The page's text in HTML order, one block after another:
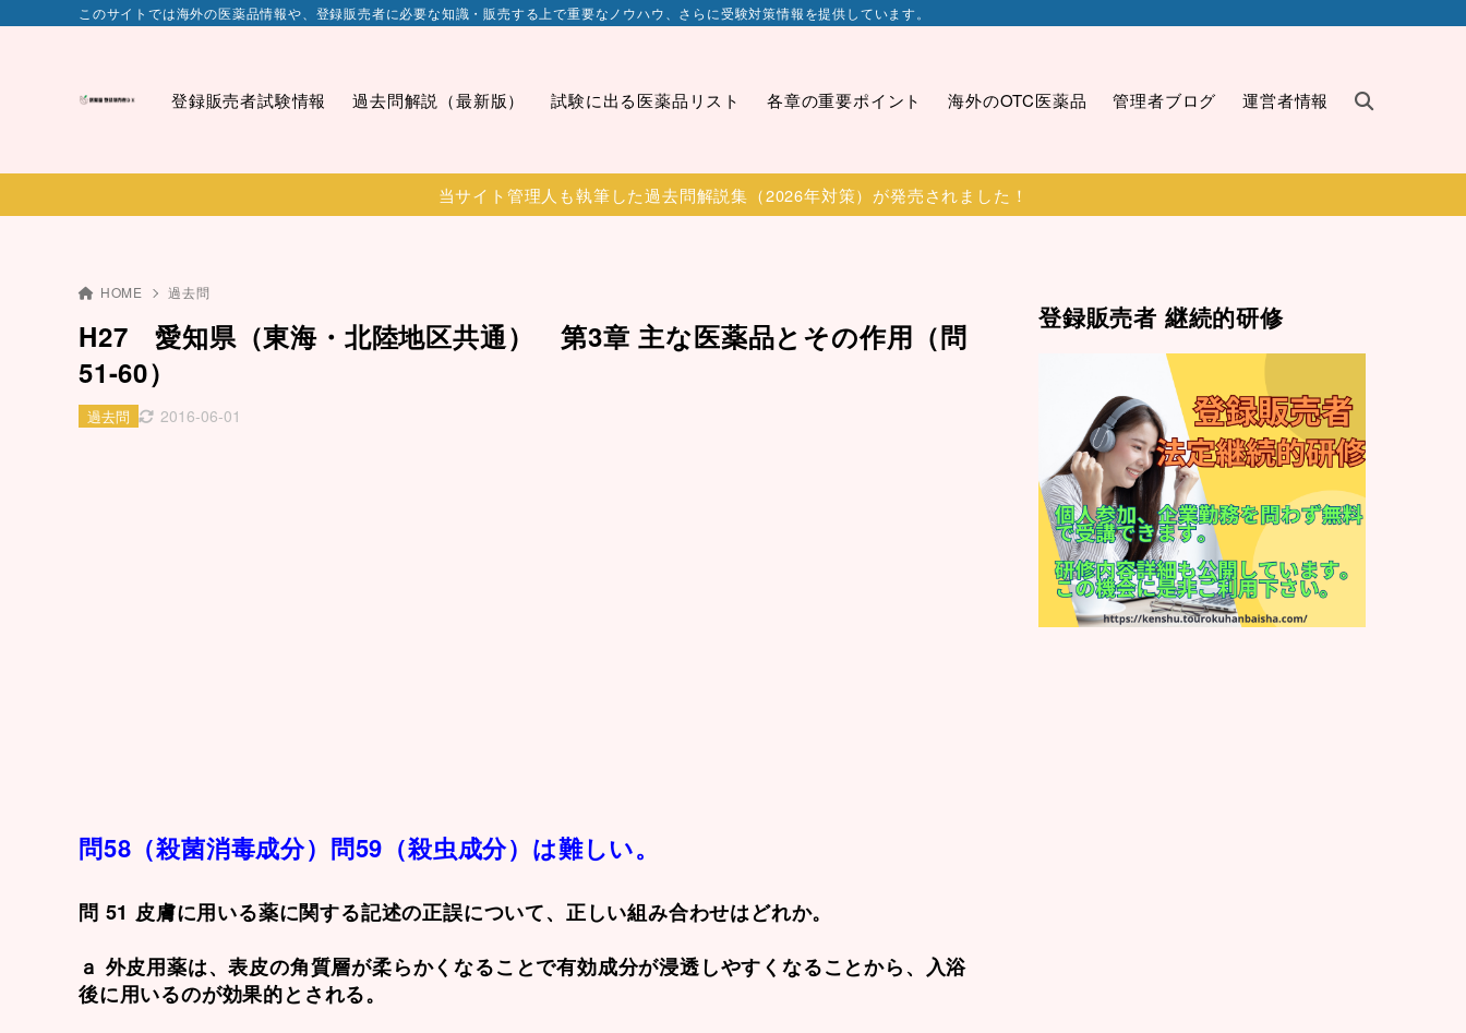
このサイトでは海外の医薬品情報や、登録販売者に必要な知識・販売する上で重要なノウハウ、さらに受験対策情報を提供しています。
登録販売者試験情報 過去問解説（最新版） 試験に出る医薬品リスト 各章の重要ポイント 海外のOTC医薬品 管理者ブログ 運営者情報
当サイト管理人も執筆した過去問解説集（2026年対策）が発売されました！
HOME 過去問
H27 愛知県（東海・北陸地区共通） 第3章 主な医薬品とその作用（問
51-60）
2016-06-01
過去問
問58（殺菌消毒成分）問59（殺虫成分）は難しい。
問 51 皮膚に用いる薬に関する記述の正誤について、正しい組み合わせはどれか。
ａ 外皮用薬は、表皮の角質層が柔らかくなることで有効成分が浸透しやすくなることから、入浴
後に用いるのが効果的とされる。
登録販売者 継続的研修